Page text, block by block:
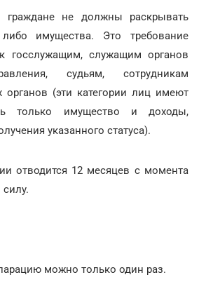
не должны раскрывать
имущества. Это требование
госслужащим, служащим органов
судьям, сотрудникам
органов (эти категории лиц имеют
только имущество и доходы,
указанного статуса).
отводится 12 месяцев с момента
можно только один раз.